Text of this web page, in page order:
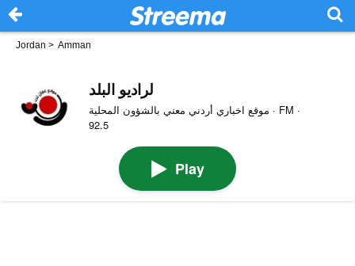
Jordan > Amman
لراديو البلد
موقع اخباري أردني معني بالشؤون المحلية · FM ·
92.5
Play